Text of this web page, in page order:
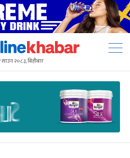
साउन २०८३, बिहीबार